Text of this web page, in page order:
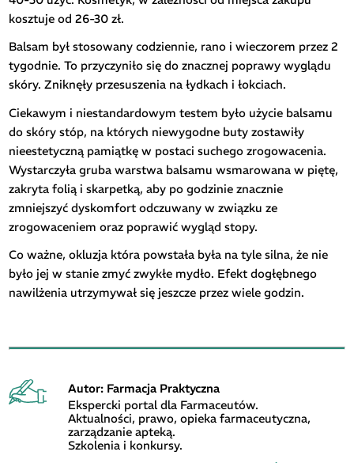
kosztuje od 26-30 zł.
Balsam był stosowany codziennie, rano i wieczorem przez 2
tygodnie. To przyczyniło się do znacznej poprawy wyglądu
skóry. Zniknęły przesuszenia na łydkach i łokciach.
Ciekawym i niestandardowym testem było użycie balsamu
do skóry stóp, na których niewygodne buty zostawiły
nieestetyczną pamiątkę w postaci suchego zrogowacenia.
Wystarczyła gruba warstwa balsamu wsmarowana w piętę,
zakryta folią i skarpetką, aby po godzinie znacznie
zmniejszyć dyskomfort odczuwany w związku ze
zrogowaceniem oraz poprawić wygląd stopy.
Co ważne, okluzja która powstała była na tyle silna, że nie
było jej w stanie zmyć zwykłe mydło. Efekt dogłębnego
nawilżenia utrzymywał się jeszcze przez wiele godzin.
Autor: Farmacja Praktyczna
Ekspercki portal dla Farmaceutów.
Aktualności, prawo, opieka farmaceutyczna,
zarządzanie apteką.
Szkolenia i konkursy.